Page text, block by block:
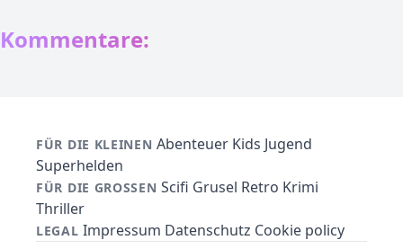
Kommentare:
FÜR DIE KLEINEN Abenteuer Kids Jugend
Superhelden
FÜR DIE GROSSEN Scifi Grusel Retro Krimi
Thriller
LEGAL Impressum Datenschutz Cookie policy